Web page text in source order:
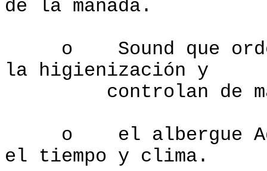
de la manada.
o Sound que
la higienización y
controlan de
o el albergue
el tiempo y clima.